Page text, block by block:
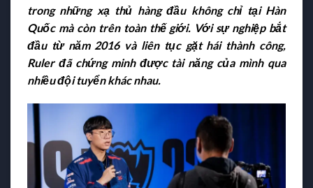
trong những xạ thủ hàng đầu không chỉ tại Hàn
Quốc mà còn trên toàn thế giới. Với sự nghiệp bắt
đầu từ năm 2016 và liên tục gặt hái thành công,
Ruler đã chứng minh được tài năng của mình qua
nhiều đội tuyển khác nhau.